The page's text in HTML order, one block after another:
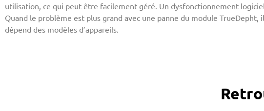
utilisation, ce qui peut être facilement géré. Un dysfonctionnement
Quand le problème est plus grand avec une panne du module
dépend des modèles d’appareils.